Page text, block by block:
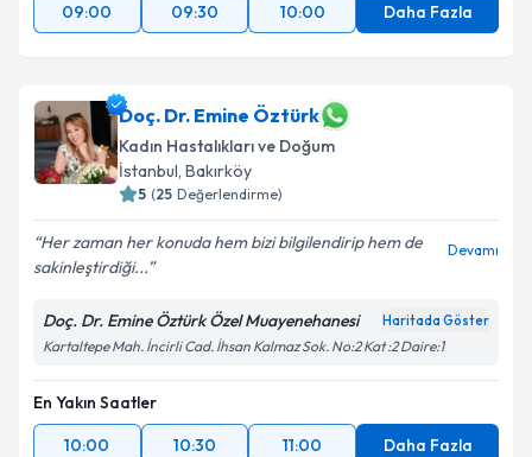
09:00
09:30 10:00 Daha Fazla
Doç. Dr. Emine Öztürk
Kadın Hastalıkları ve Doğum
İstanbul, Bakırköy
5 (25 Değerlendirme)
Her zaman her konuda hem bizi bilgilendirip hem de
sakinleştirdiği...
Devamı
Doç. Dr. Emine Öztürk Özel Muayenehanesi Haritada Göster
Kartaltepe Mah. İncirli Cad. İhsan Kalmaz Sok. No:2 Kat :2 Daire:1
En Yakın Saatler
10:00
10:30 11:00 Daha Fazla